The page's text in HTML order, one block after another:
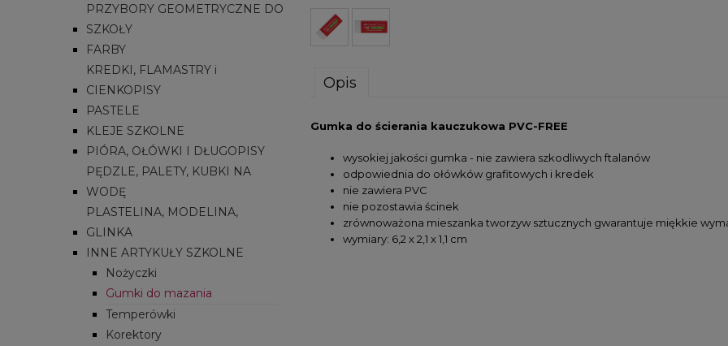
PRZYBORY GEOMETRYCZNE DO
SZKOŁY
FARBY
KREDKI, FLAMASTRY i
CIENKOPISY
PASTELE
KLEJE SZKOLNE
PIÓRA, OŁÓWKI I DŁUGOPISY
PĘDZLE, PALETY, KUBKI NA
WODĘ
PLASTELINA, MODELINA,
GLINKA
INNE ARTYKUŁY SZKOLNE
Nożyczki
Gumki do mazania
Temperówki
Korektory
Opis
Gumka do ścierania kauczukowa PVC-FREE
wysokiej jakości gumka - nie zawiera szkodliwych ftalanów
odpowiednia do ołówków grafitowych i kredek
nie zawiera PVC
nie pozostawia ścinek
zrównoważona mieszanka tworzyw sztucznych gwarantuje miękkie w
wymiary: 6,2 x 2,1 x 1,1 cm